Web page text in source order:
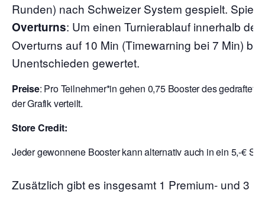
Runden) nach Schweizer System gespielt.
Overturns: Um einen Turnierablauf innerhalb
Overturns auf 10 Min (Timewarning bei 7 Min)
Unentschieden gewertet.
Preise: Pro Teilnehmer*in gehen 0,75 Booster des
der Grafik verteilt.
Store Credit:
Jeder gewonnene Booster kann alternativ auch in ein 5,-€
Zusätzlich gibt es insgesamt 1 Premium- und 3